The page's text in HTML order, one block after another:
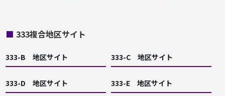
■ 333複合地区サイト
333-B 地区サイト 333-C 地区サイト
333-D 地区サイト 333-E 地区サイト